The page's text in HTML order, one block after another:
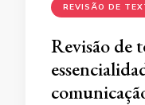
REVISÃO DE
Revisão de